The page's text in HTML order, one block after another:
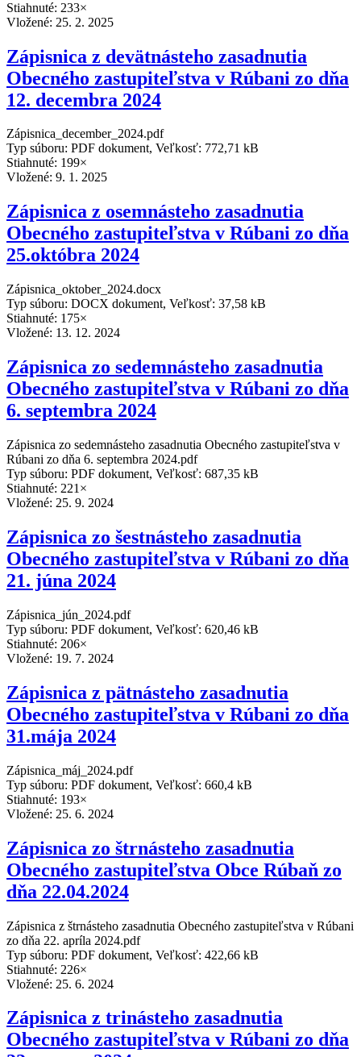
Stiahnuté: 233×
Vložené: 25. 2. 2025
Zápisnica z devätnásteho zasadnutia
Obecného zastupiteľstva v Rúbani zo dňa
12. decembra 2024
Zápisnica_december_2024.pdf
Typ súboru: PDF dokument, Veľkosť: 772,71 kB
Stiahnuté: 199×
Vložené: 9. 1. 2025
Zápisnica z osemnásteho zasadnutia
Obecného zastupiteľstva v Rúbani zo dňa
25.októbra 2024
Zápisnica_oktober_2024.docx
Typ súboru: DOCX dokument, Veľkosť: 37,58 kB
Stiahnuté: 175×
Vložené: 13. 12. 2024
Zápisnica zo sedemnásteho zasadnutia
Obecného zastupiteľstva v Rúbani zo dňa
6. septembra 2024
Zápisnica zo sedemnásteho zasadnutia Obecného zastupiteľstva v
Rúbani zo dňa 6. septembra 2024.pdf
Typ súboru: PDF dokument, Veľkosť: 687,35 kB
Stiahnuté: 221×
Vložené: 25. 9. 2024
Zápisnica zo šestnásteho zasadnutia
Obecného zastupiteľstva v Rúbani zo dňa
21. júna 2024
Zápisnica_jún_2024.pdf
Typ súboru: PDF dokument, Veľkosť: 620,46 kB
Stiahnuté: 206×
Vložené: 19. 7. 2024
Zápisnica z pätnásteho zasadnutia
Obecného zastupiteľstva v Rúbani zo dňa
31.mája 2024
Zápisnica_máj_2024.pdf
Typ súboru: PDF dokument, Veľkosť: 660,4 kB
Stiahnuté: 193×
Vložené: 25. 6. 2024
Zápisnica zo štrnásteho zasadnutia
Obecného zastupiteľstva Obce Rúbaň zo
dňa 22.04.2024
Zápisnica z štrnásteho zasadnutia Obecného zastupiteľstva v Rúbani
zo dňa 22. apríla 2024.pdf
Typ súboru: PDF dokument, Veľkosť: 422,66 kB
Stiahnuté: 226×
Vložené: 25. 6. 2024
Zápisnica z trinásteho zasadnutia
Obecného zastupiteľstva v Rúbani zo dňa